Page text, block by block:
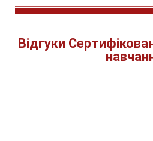
Відгуки